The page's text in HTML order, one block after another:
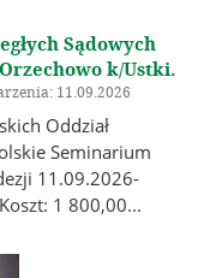
Sądowych
k/Ustki.
11.09.2026
Oddział
Seminarium
11.09.2026-
1 800,00...